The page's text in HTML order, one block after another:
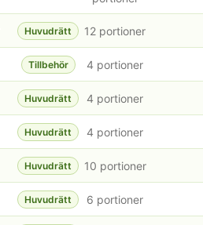
Huvudrätt 12 portioner
Tillbehör 4 portioner
Huvudrätt 4 portioner
Huvudrätt 4 portioner
Huvudrätt 10 portioner
Huvudrätt 6 portioner